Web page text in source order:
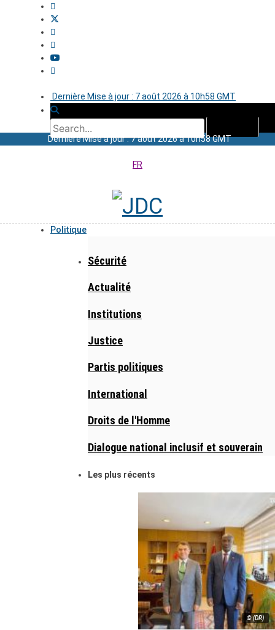
Dernière Mise à jour : 7 août 2026 à 10h58 GMT
Dernière Mise à jour : 7 août 2026 à 10h58 GMT
FR
Politique
Sécurité
Actualité
Institutions
Justice
Partis politiques
International
Droits de l'Homme
Dialogue national inclusif et souverain
Les plus récents
© (DR)